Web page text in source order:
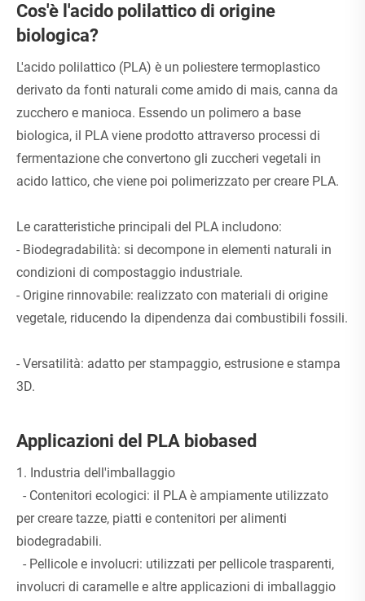
Cos'è l'acido polilattico di origine
biologica?
L'acido polilattico (PLA) è un poliestere termoplastico
derivato da fonti naturali come amido di mais, canna da
zucchero e manioca. Essendo un polimero a base
biologica, il PLA viene prodotto attraverso processi di
fermentazione che convertono gli zuccheri vegetali in
acido lattico, che viene poi polimerizzato per creare PLA.
Le caratteristiche principali del PLA includono:
- Biodegradabilità: si decompone in elementi naturali in
condizioni di compostaggio industriale.
- Origine rinnovabile: realizzato con materiali di origine
vegetale, riducendo la dipendenza dai combustibili fossili.
- Versatilità: adatto per stampaggio, estrusione e stampa
3D.
Applicazioni del PLA biobased
1. Industria dell'imballaggio
- Contenitori ecologici: il PLA è ampiamente utilizzato
per creare tazze, piatti e contenitori per alimenti
biodegradabili.
- Pellicole e involucri: utilizzati per pellicole trasparenti,
involucri di caramelle e altre applicazioni di imballaggio